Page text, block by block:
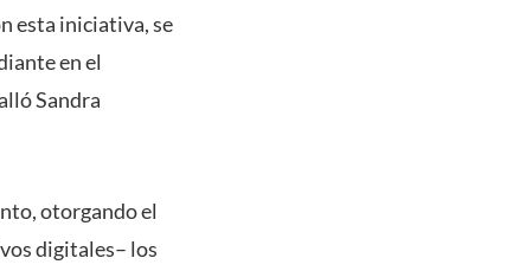
esta iniciativa, se
en el
Sandra
otorgando el
digitales– los